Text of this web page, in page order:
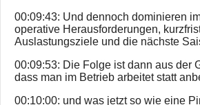
00:09:43: Und dennoch dominieren
operative Herausforderungen,
Auslastungsziele und die nächste
00:09:53: Die Folge ist dann aus der
dass man im Betrieb arbeitet statt
00:10:00: und was jetzt so wie eine